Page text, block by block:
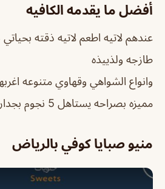
أفضل ما يقدمه الكافيه
عندهم لاتيه اطعم لاتيه ذقته بحياتي
طازجه ولذييذه
وانواع الشواهي وقهاوي متنوعه
مميزه بصراحه يستاهل 5 نجوم بجداره
منيو صبايا كوفي بالرياض